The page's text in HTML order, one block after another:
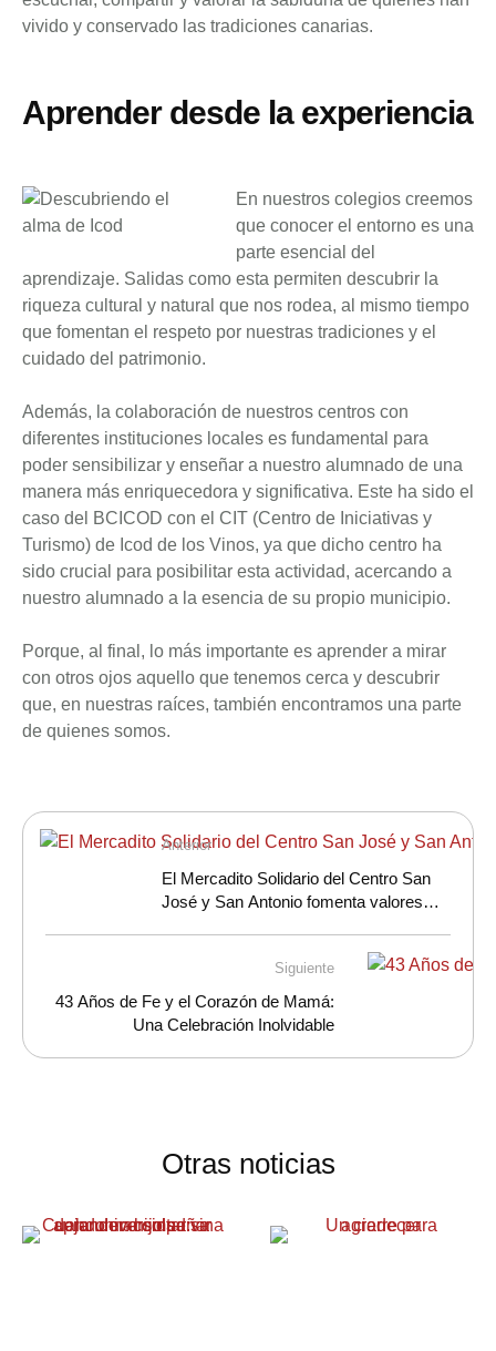
vivido y conservado las tradiciones canarias.
Aprender desde la experiencia
En nuestros colegios creemos
que conocer el entorno es una
parte esencial del
aprendizaje. Salidas como esta permiten descubrir la
riqueza cultural y natural que nos rodea, al mismo tiempo
que fomentan el respeto por nuestras tradiciones y el
cuidado del patrimonio.
Además, la colaboración de nuestros centros con
diferentes instituciones locales es fundamental para
poder sensibilizar y enseñar a nuestro alumnado de una
manera más enriquecedora y significativa. Este ha sido el
caso del BCICOD con el CIT (Centro de Iniciativas y
Turismo) de Icod de los Vinos, ya que dicho centro ha
sido crucial para posibilitar esta actividad, acercando a
nuestro alumnado a la esencia de su propio municipio.
Porque, al final, lo más importante es aprender a mirar
con otros ojos aquello que tenemos cerca y descubrir
que, en nuestras raíces, también encontramos una parte
de quienes somos.
Anterior
El Mercadito Solidario del Centro San
José y San Antonio fomenta valores
Siguiente
43 Años de Fe y el Corazón de Mamá:
Una Celebración Inolvidable
Otras noticias